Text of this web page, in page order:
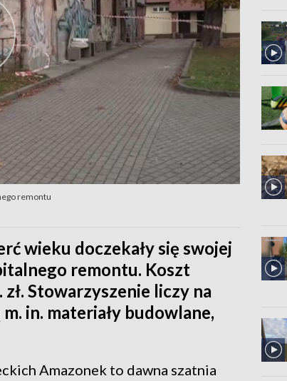
remontu
wieku doczekały się swojej
remontu. Koszt
Stowarzyszenie liczy na
in. materiały budowlane,
Amazonek to dawna szatnia